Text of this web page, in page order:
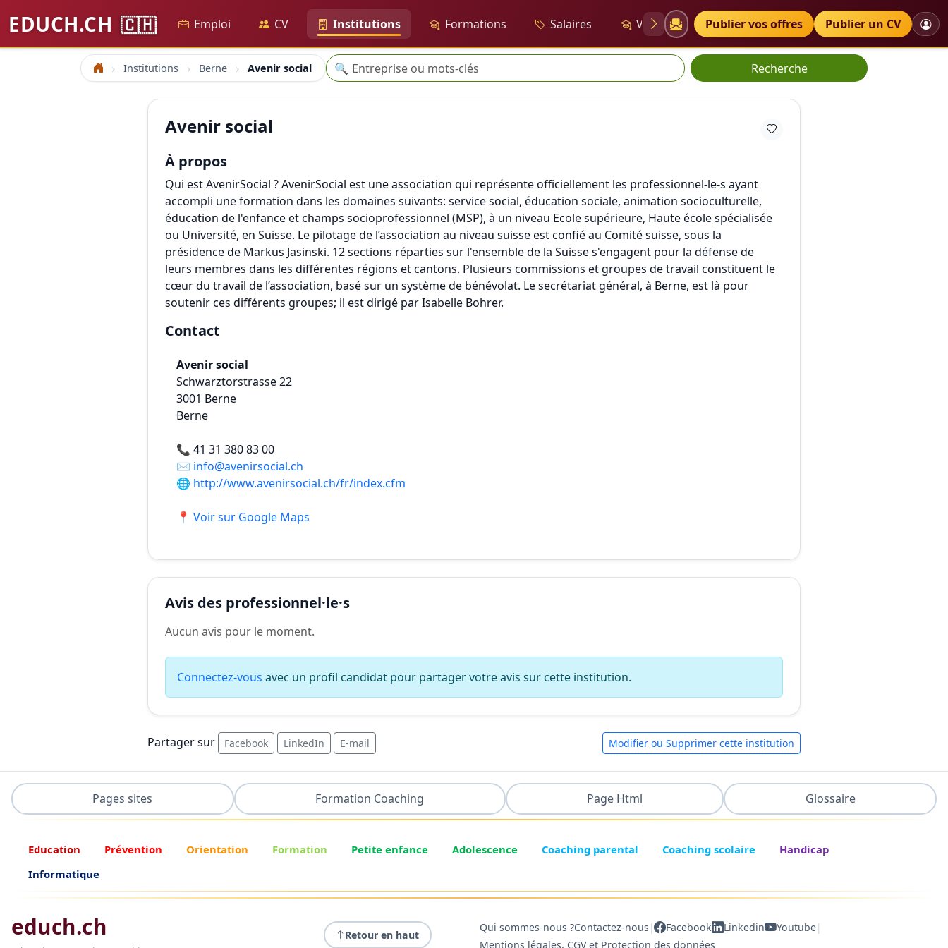
EDUCH.CH 🇨🇭 Emploi CV Institutions Formations Salaires VAE Diplômes Petites annonces
Publier vos offres Publier un CV
Accueil Institutions Berne Avenir social Recherche
🔍 Recherche
Avenir social
À propos
Qui est AvenirSocial ? AvenirSocial est une association qui représente officiellement les professionnel-le-s ayant
accompli une formation dans les domaines suivants: service social, éducation sociale, animation socioculturelle,
éducation de l'enfance et champs socioprofessionnel (MSP), à un niveau Ecole supérieure, Haute école spécialisée
ou Université, en Suisse. Le pilotage de l’association au niveau suisse est confié au Comité suisse, sous la
présidence de Markus Jasinski. 12 sections réparties sur l'ensemble de la Suisse s'engagent pour la défense de
leurs membres dans les différentes régions et cantons. Plusieurs commissions et groupes de travail constituent le
cœur du travail de l’association, basé sur un système de bénévolat. Le secrétariat général, à Berne, est là pour
soutenir ces différents groupes; il est dirigé par Isabelle Bohrer.
Contact
Avenir social
Schwarztorstrasse 22
3001 Berne
Berne
📞 41 31 380 83 00
✉️ info@avenirsocial.ch
🌐 http://www.avenirsocial.ch/fr/index.cfm
📍 Voir sur Google Maps
Avis des professionnel·le·s
Aucun avis pour le moment.
Connectez-vous avec un profil candidat pour partager votre avis sur cette institution.
Partager sur Facebook LinkedIn E-mail Modifier ou Supprimer cette institution
Pages sites Formation Coaching Page Html Glossaire
Education Prévention Orientation Formation Petite enfance Adolescence Coaching parental Coaching scolaire
Handicap
Informatique
educh.ch Retour en haut
Qui sommes-nous ?Contactez-nous | Facebook Linkedin Youtube|